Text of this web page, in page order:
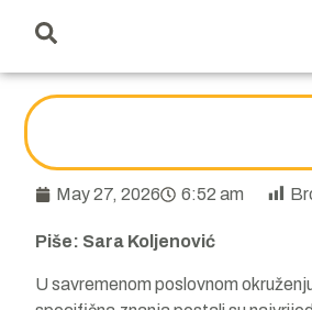
May 27, 2026 6:52 am
Piše: Sara Koljenović
U savremenom poslovnom